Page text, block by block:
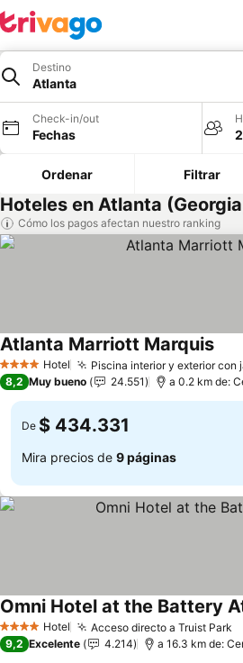
Destino
Atlanta
Check-in/out
Fechas
Ordenar Filtrar
Hoteles en Atlanta
Cómo los pagos afectan nuestro ranking
4 EstrellasHotel Piscina interior y exterior con
Atlanta Marriott Marquis
8,2 Muy bueno 24.551 a 0.2 km de:
De $ 434.331
Mira precios de 9 páginas
4 EstrellasHotel Acceso directo a Truist Park
Omni Hotel at the Battery
9,2 Excelente 4.214 a 16.3 km de: